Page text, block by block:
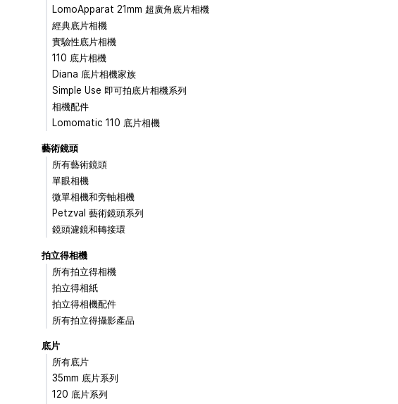
LomoApparat 21mm 超廣角底片相機
經典底片相機
實驗性底片相機
110 底片相機
Diana 底片相機家族
Simple Use 即可拍底片相機系列
相機配件
Lomomatic 110 底片相機
藝術鏡頭
所有藝術鏡頭
單眼相機
微單相機和旁軸相機
Petzval 藝術鏡頭系列
鏡頭濾鏡和轉接環
拍立得相機
所有拍立得相機
拍立得相紙
拍立得相機配件
所有拍立得攝影產品
底片
所有底片
35mm 底片系列
120 底片系列